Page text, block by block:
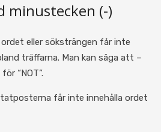
minustecken (-)
eller söksträngen får inte
träffarna. Man kan säga att –
“NOT”.
får inte innehålla ordet